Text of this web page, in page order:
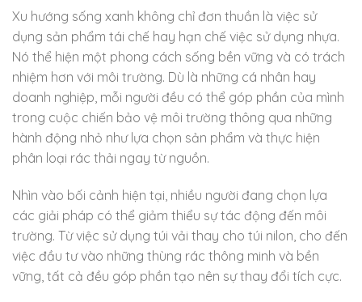
Xu hướng sống xanh không chỉ đơn thuần là việc sử
dụng sản phẩm tái chế hay hạn chế việc sử dụng nhựa.
Nó thể hiện một phong cách sống bền vững và có trách
nhiệm hơn với môi trường. Dù là những cá nhân hay
doanh nghiệp, mỗi người đều có thể góp phần của mình
trong cuộc chiến bảo vệ môi trường thông qua những
hành động nhỏ như lựa chọn sản phẩm và thực hiện
phân loại rác thải ngay từ nguồn.
Nhìn vào bối cảnh hiện tại, nhiều người đang chọn lựa
các giải pháp có thể giảm thiểu sự tác động đến môi
trường. Từ việc sử dụng túi vải thay cho túi nilon, cho đến
việc đầu tư vào những thùng rác thông minh và bền
vững, tất cả đều góp phần tạo nên sự thay đổi tích cực.